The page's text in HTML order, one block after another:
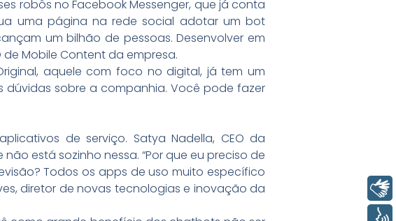
robôs no Facebook Messenger, que já conta
uma página na rede social adotar um bot
um bilhão de pessoas. Desenvolver em
Mobile Content da empresa.
aquele com foco no digital, já tem um
dúvidas sobre a companhia. Você pode fazer
de serviço. Satya Nadella, CEO da
está sozinho nessa. “Por que eu preciso de
Todos os apps de uso muito específico
diretor de novas tecnologias e inovação da